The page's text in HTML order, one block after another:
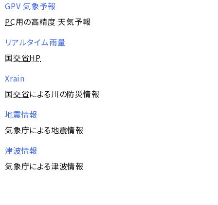
GPV 気象予報
PC用の高精度 天気予報
リアルタイム雨量
国交省HP
Xrain
国交省による川の防災情報
地震情報
気象庁による地震情報
津波情報
気象庁による津波情報